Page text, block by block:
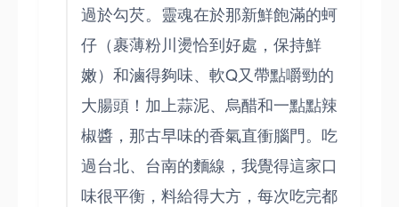
過於勾芡。靈魂在於那新鮮飽滿的蚵
仔（裹薄粉川燙恰到好處，保持鮮
嫩）和滷得夠味、軟Q又帶點嚼勁的
大腸頭！加上蒜泥、烏醋和一點點辣
椒醬，那古早味的香氣直衝腦門。吃
過台北、台南的麵線，我覺得這家口
味很平衡，料給得大方，每次吃完都